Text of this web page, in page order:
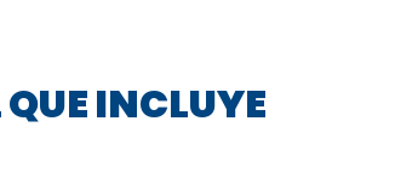
INCLUYE